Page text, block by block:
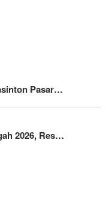
Pasar…
2026, Res…